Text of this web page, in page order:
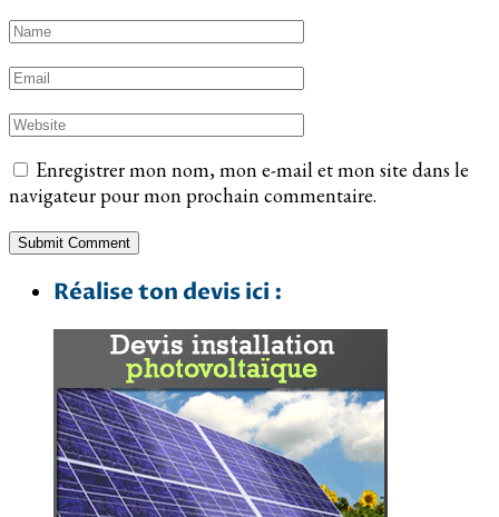
Enregistrer mon nom, mon e-mail et mon site dans le
navigateur pour mon prochain commentaire.
Réalise ton devis ici :